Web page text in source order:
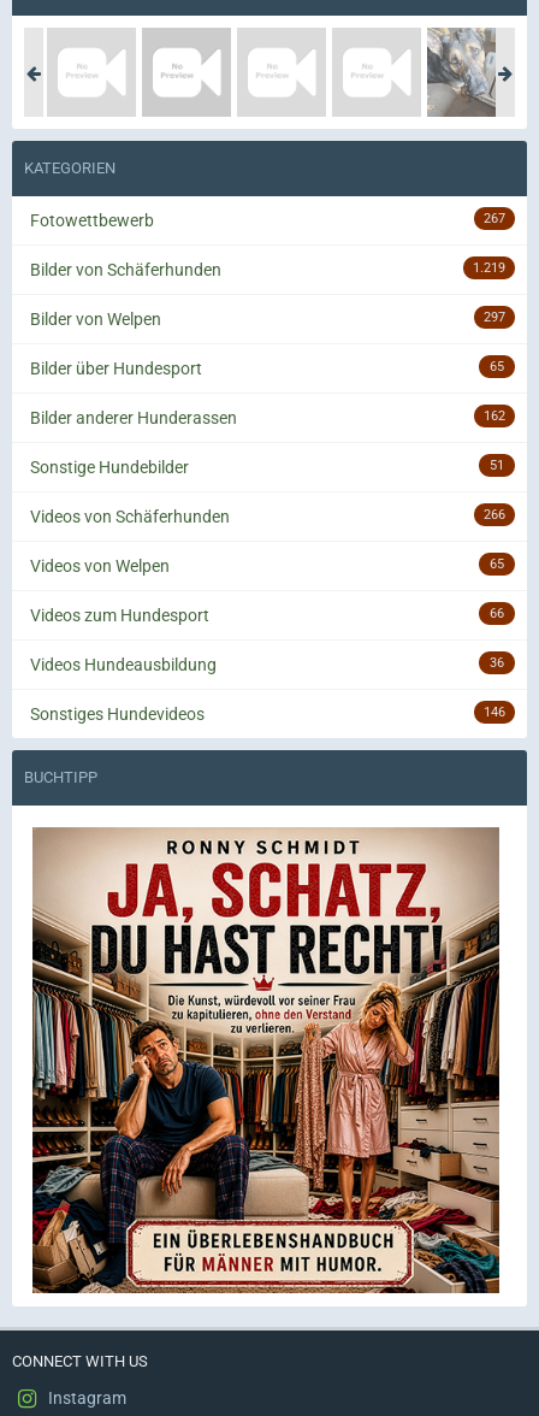
KATEGORIEN
Fotowettbewerb 267
Bilder von Schäferhunden 1.219
Bilder von Welpen 297
Bilder über Hundesport 65
Bilder anderer Hunderassen 162
Sonstige Hundebilder 51
Videos von Schäferhunden 266
Videos von Welpen 65
Videos zum Hundesport 66
Videos Hundeausbildung 36
Sonstiges Hundevideos 146
BUCHTIPP
CONNECT WITH US
Instagram